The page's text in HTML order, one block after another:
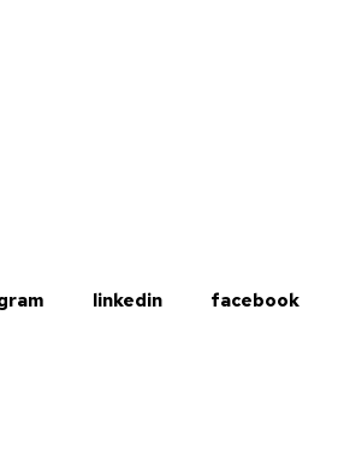
linkedin facebook